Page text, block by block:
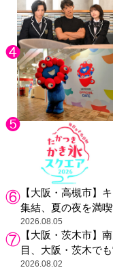
【大阪・高槻市】
集結、夏の夜を満
2026.08.05
【大阪・茨木市】
目、大阪・茨木で
2026.08.02